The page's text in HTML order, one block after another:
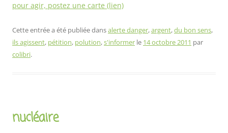
pour agir, postez une carte (lien)
Cette entrée a été publiée dansalerte danger,argent,du bon sens,
ils agissent, pétition, polution,s'informer le 14 octobre 2011 par
colibri.
nucléaire